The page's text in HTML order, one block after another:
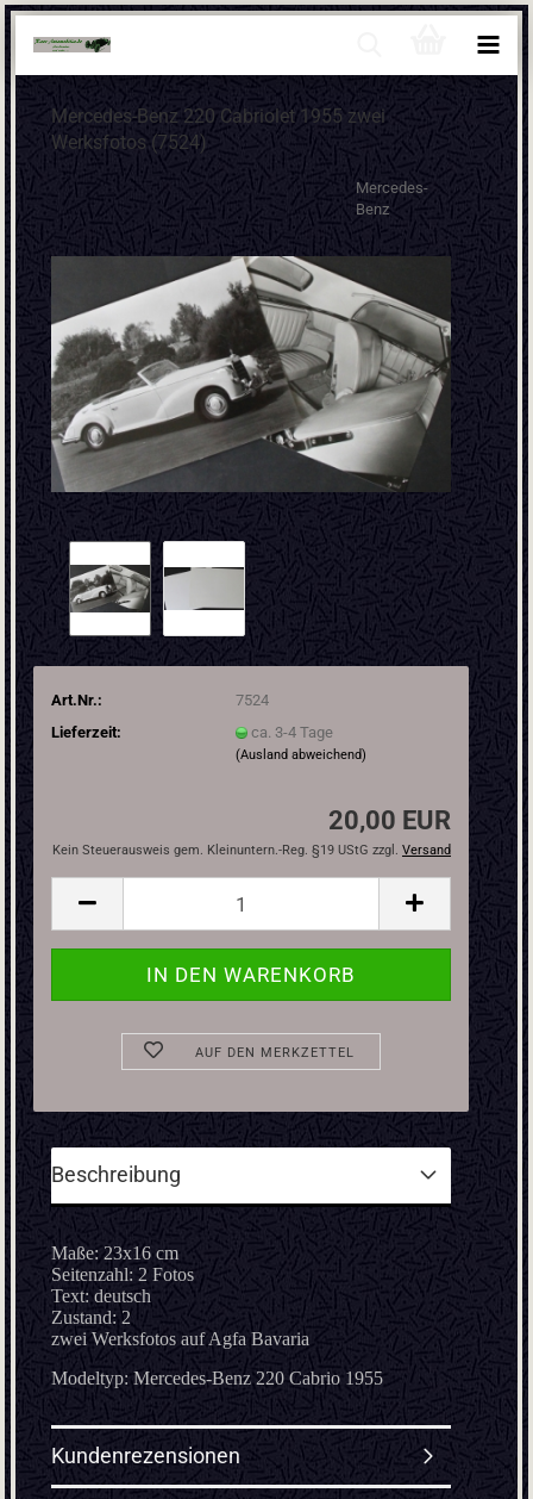
Mercedes-Benz 220 Cabriolet 1955 zwei
Werksfotos (7524)
Mercedes-
Benz
Art.Nr.:
7524
Lieferzeit:
ca. 3-4 Tage
(Ausland abweichend)
20,00 EUR
Kein Steuerausweis gem. Kleinuntern.-Reg. §19 UStG zzgl. Versand
AUF DEN MERKZETTEL
Beschreibung
Maße: 23x16 cm
Seitenzahl: 2 Fotos
Text: deutsch
Zustand: 2
zwei Werksfotos auf Agfa Bavaria
Modeltyp: Mercedes-Benz 220 Cabrio 1955
Kundenrezensionen